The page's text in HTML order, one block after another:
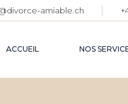
amiable.ch
ACCUEIL NOS